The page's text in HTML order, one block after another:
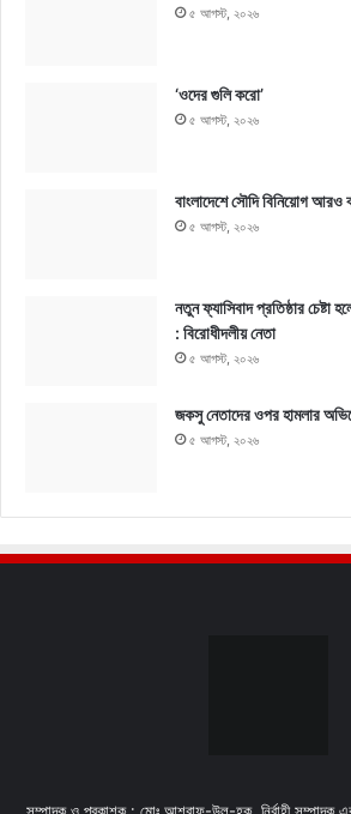
৫ আগস্ট, ২০২৬
‘ওদের গুলি করো’
৫ আগস্ট, ২০২৬
বাংলাদেশে সৌদি বিনিয়োগ আরও
৫ আগস্ট, ২০২৬
নতুন ফ্যাসিবাদ প্রতিষ্ঠার
: বিরোধীদলীয় নেতা
৫ আগস্ট, ২০২৬
জকসু নেতাদের ওপর হামলার
৫ আগস্ট, ২০২৬